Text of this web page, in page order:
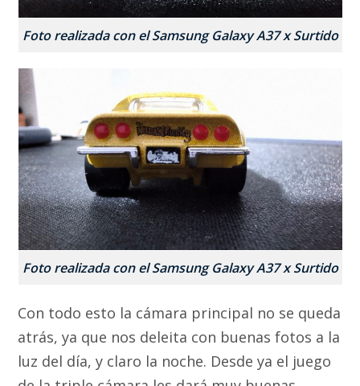
Foto realizada con el Samsung Galaxy A37 x Surtido
Foto realizada con el Samsung Galaxy A37 x Surtido
Con todo esto la cámara principal no se queda
atrás, ya que nos deleita con buenas fotos a la
luz del día, y claro la noche. Desde ya el juego